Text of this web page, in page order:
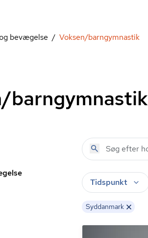
bevægelse Voksen/barngymnastik
barngymnastik
Tidspunkt
Syddanmark